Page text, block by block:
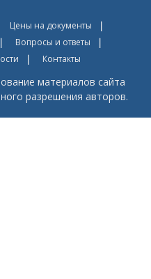
Цены на документы
Вопросы и ответы
Контакты
материалов сайта
разрешения авторов.